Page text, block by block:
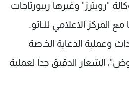
"رويترز" وغيرها ريبورتاجات
المركز الاعلامي للناتو.
وعملية الدعاية الخاصة
الشعار الدقيق جدا لعملية